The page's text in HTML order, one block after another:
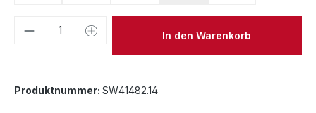
Produkt Anzahl: Gib denIn den Warenkorb
Produktnummer: SW41482.14